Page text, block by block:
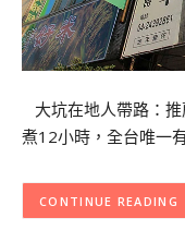
大坑在地人帶路：
煮12小時，全台唯一
CONTINUE READING